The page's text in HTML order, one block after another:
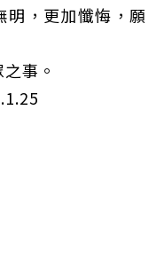
明，更加懺悔，願
事。